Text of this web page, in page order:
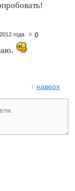
года # 0
↑ наверх